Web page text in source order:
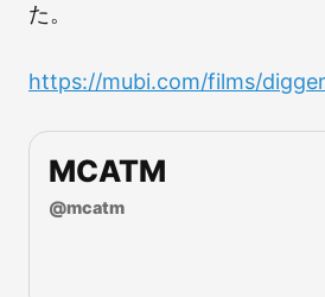
た。
https://mubi.com/films/
MCATM
@mcatm